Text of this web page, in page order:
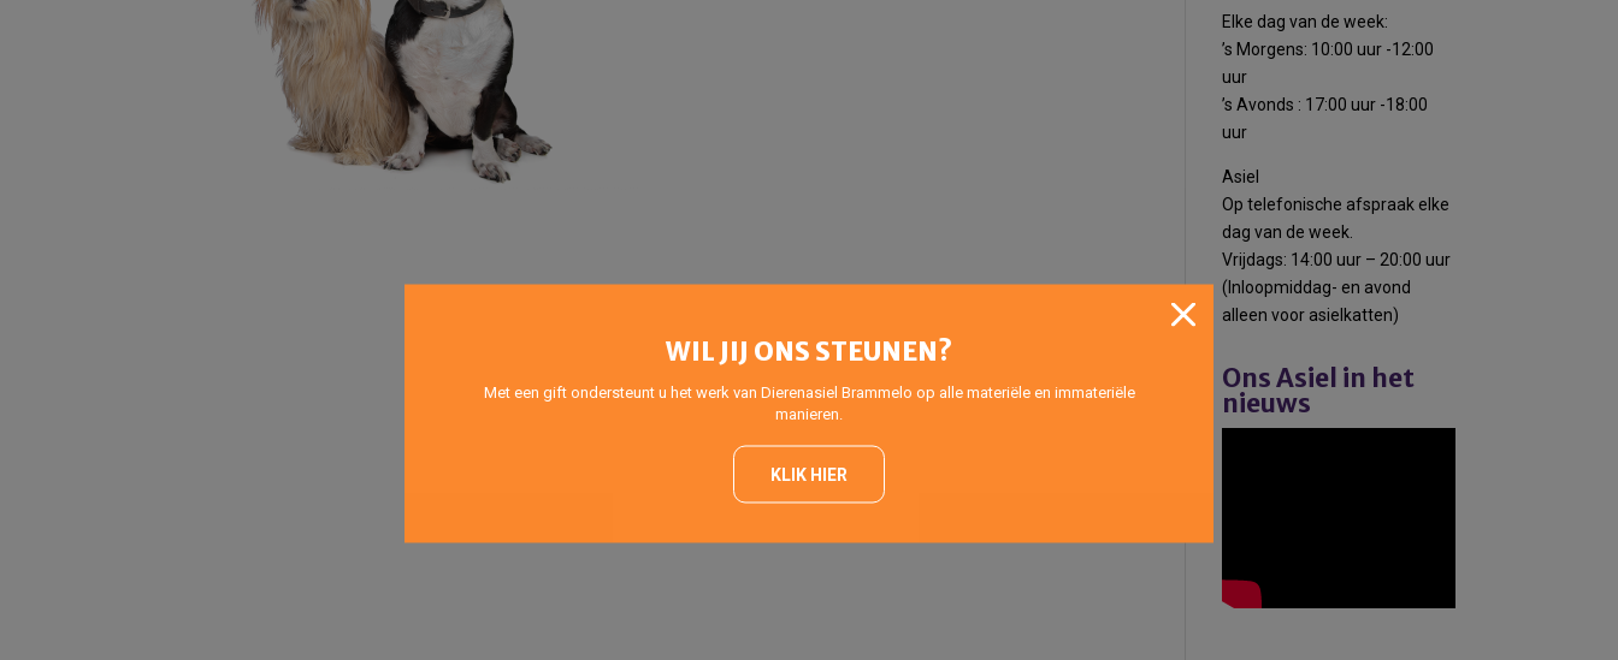
Elke dag van de week:
’s Morgens: 10:00 uur -12:00
uur
’s Avonds : 17:00 uur -18:00
uur
Asiel
Op telefonische afspraak elke
dag van de week.
Vrijdags: 14:00 uur – 20:00 uur
(Inloopmiddag- en avond
alleen voor asielkatten)
Ons Asiel in het
nieuws
WIL JIJ ONS STEUNEN?
Met een gift ondersteunt u het werk van Dierenasiel Brammelo op alle materiële en immateriële
manieren.
KLIK HIER